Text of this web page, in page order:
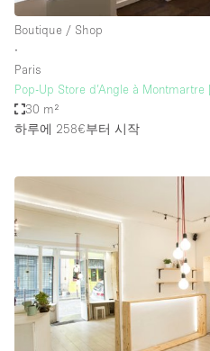
Boutique / Shop
∙
Paris
Pop-Up Store d’Angle à
30 m²
하루에 258€부터 시작